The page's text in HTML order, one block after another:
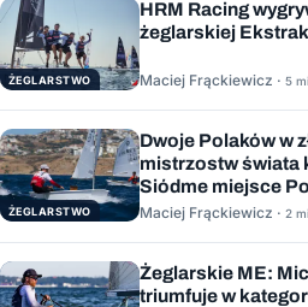
ŻEGLARSTWO
HRM Racing
żeglarskiej
Maciej Frąckiewicz · 5
ŻEGLARSTWO
Dwoje Polaków w
mistrzostw świata
Siódme miejsce
Maciej Frąckiewicz · 2
Żeglarskie ME:
triumfuje w